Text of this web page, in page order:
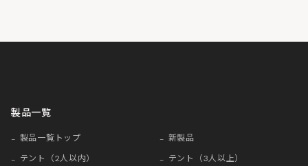
製品一覧
製品一覧トップ
新製品
テント（2人以内）
テント（3人以上）